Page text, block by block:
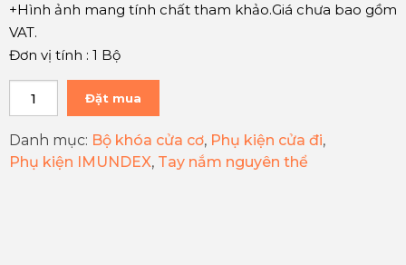
Đặt mua
Danh mục: Bộ khóa cửa cơ, Phụ kiện cửa đi,
Phụ kiện IMUNDEX, Tay nắm nguyên thể
+Hình ảnh mang tính chất tham khảo.Giá chưa bao gồm
VAT.
Đơn vị tính : 1 Bộ